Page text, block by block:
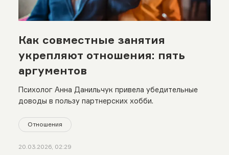
Как совместные занятия
укрепляют отношения: пять
аргументов
Психолог Анна Данильчук привела убедительные
доводы в пользу партнерских хобби.
Отношения
20.03.2026, 02:29